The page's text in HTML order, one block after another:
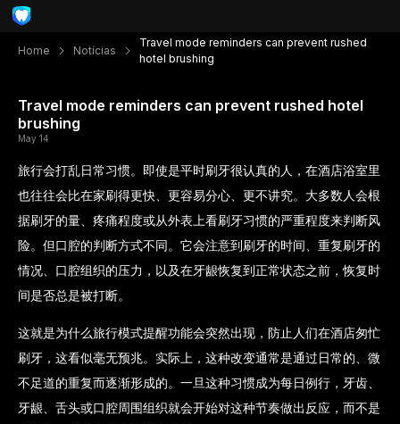
Home Notícias
Travel mode reminders can prevent rushed
hotel brushing
Travel mode reminders can prevent rushed hotel
brushing
May 14
旅行会打乱日常习惯。即使是平时刷牙很认真的人，在酒店浴室里
也往往会比在家刷得更快、更容易分心、更不讲究。大多数人会根
据刷牙的量、疼痛程度或从外表上看刷牙习惯的严重程度来判断风
险。但口腔的判断方式不同。它会注意到刷牙的时间、重复刷牙的
情况、口腔组织的压力，以及在牙龈恢复到正常状态之前，恢复时
间是否总是被打断。
这就是为什么旅行模式提醒功能会突然出现，防止人们在酒店匆忙
刷牙，这看似毫无预兆。实际上，这种改变通常是通过日常的、微
不足道的重复而逐渐形成的。一旦这种习惯成为每日例行，牙齿、
牙龈、舌头或口腔周围组织就会开始对这种节奏做出反应，而不是